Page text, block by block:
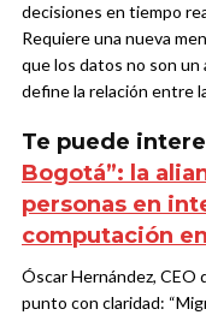
decisiones en tiempo
Requiere una nueva
que los datos no son
define la relación entre
Te puede
Bogotá”: la
personas en
computación
Óscar Hernández, CEO
punto con claridad: